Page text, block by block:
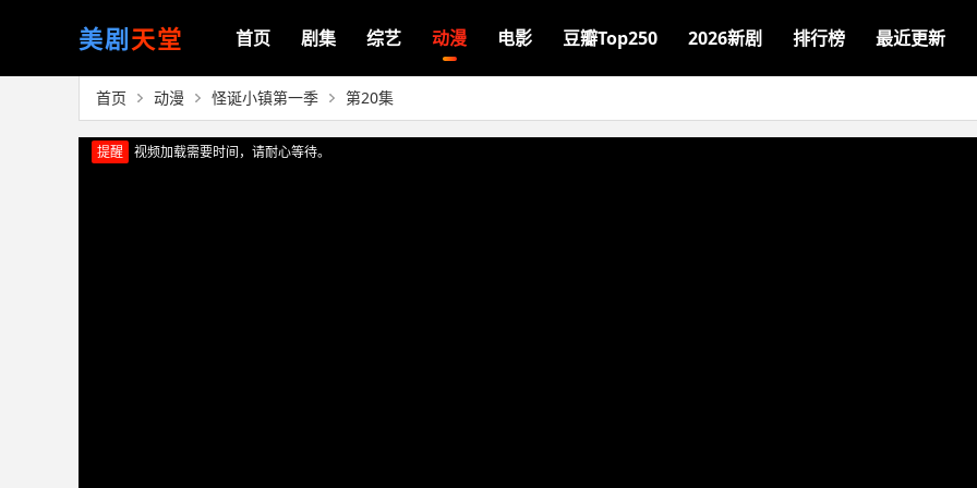
美剧天堂 首页 剧集 综艺 动漫 电影 豆瓣Top250 2026新剧 排行榜 最近更新
首页 动漫 怪诞小镇第一季 第20集
提醒 视频加载需要时间，请耐心等待。